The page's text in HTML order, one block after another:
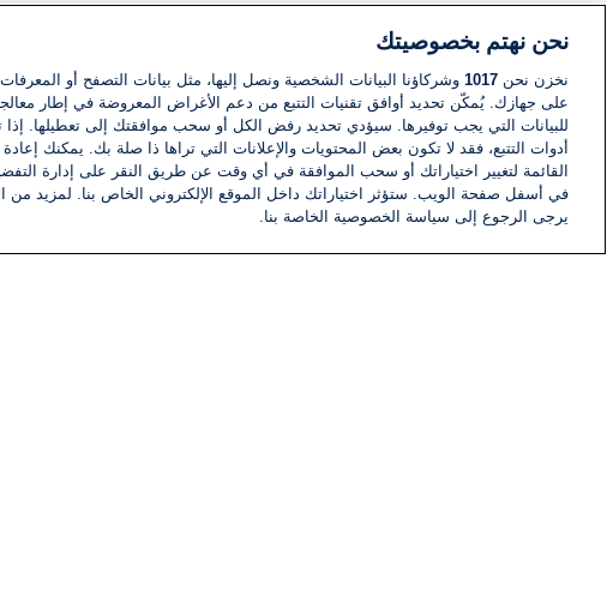
نحن نهتم بخصوصيتك
نخزن نحن 1017 وشركاؤنا البيانات الشخصية ونصل إليها، مثل بيانات التصفح أو المعرفات
على جهازك. يُمكّن تحديد أوافق تقنيات التتبع من دعم الأغراض المعروضة في إطار
للبيانات التي يجب توفيرها. سيؤدي تحديد رفض الكل أو سحب موافقتك إلى تعطيلها. إذا
أدوات التتبع، فقد لا تكون بعض المحتويات والإعلانات التي تراها ذا صلة بك. يمكنك
القائمة لتغيير اختياراتك أو سحب الموافقة في أي وقت عن طريق النقر على إدارة
في أسفل صفحة الويب. ستؤثر اختياراتك داخل الموقع الإلكتروني الخاص بنا. لمزيد من
يرجى الرجوع إلى سياسة الخصوصية الخاصة بنا.